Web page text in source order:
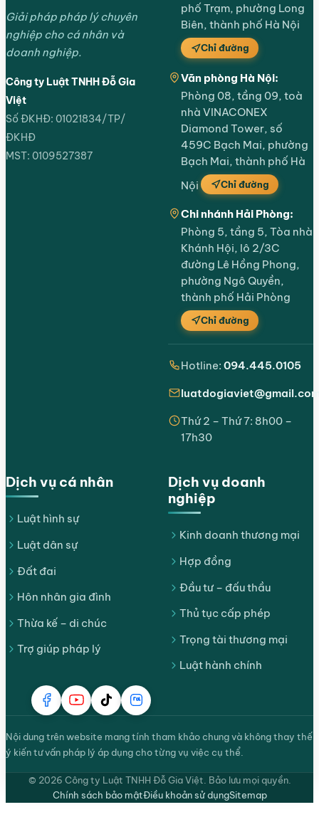
Giải pháp pháp lý chuyên
nghiệp cho cá nhân và
doanh nghiệp.
Công ty Luật TNHH Đỗ Gia
Việt
Số ĐKHĐ: 01021834/TP/
ĐKHĐ
MST: 0109527387
Dịch vụ cá nhân
Luật hình sự
Luật dân sự
Đất đai
Hôn nhân gia đình
Thừa kế – di chúc
Trợ giúp pháp lý
Dịch vụ doanh
nghiệp
Kinh doanh thương mại
Hợp đồng
Đầu tư – đấu thầu
Thủ tục cấp phép
Trọng tài thương mại
Luật hành chính
phố Trạm, phường Long
Biên, thành phố Hà Nội
Chỉ đường
Văn phòng Hà Nội:
Phòng 08, tầng 09, toà
nhà VINACONEX
Diamond Tower, số
459C Bạch Mai, phường
Bạch Mai, thành phố Hà
Nội
Chỉ đường
Chi nhánh Hải Phòng:
Phòng 5, tầng 5, Tòa nhà
Khánh Hội, lô 2/3C
đường Lê Hồng Phong,
phường Ngô Quyền,
thành phố Hải Phòng
Chỉ đường
Hotline: 094.445.0105
Thứ 2 – Thứ 7: 8h00 –
17h30
Nội dung trên website mang tính tham khảo chung và không thay thế
ý kiến tư vấn pháp lý áp dụng cho từng vụ việc cụ thể.
© 2026 Công ty Luật TNHH Đỗ Gia Việt. Bảo lưu mọi quyền.
Chính sách bảo mậtĐiều khoản sử dụngSitemap